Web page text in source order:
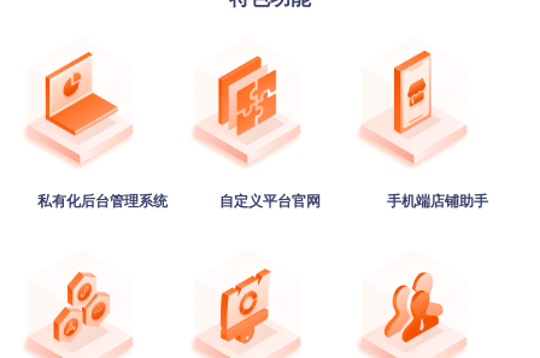
私有化后台管理系统 自定义平台官网 手机端店铺助手